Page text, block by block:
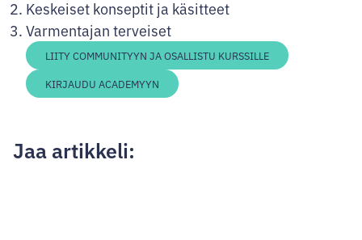
Keskeiset konseptit ja käsitteet
Varmentajan terveiset
LIITY COMMUNITYYN JA OSALLISTU KURSSILLE
KIRJAUDU ACADEMYYN
Jaa artikkeli: